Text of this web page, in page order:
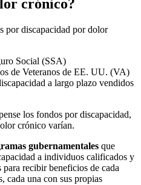
crónico?
por discapacidad por dolor
Social (SSA)
de Veteranos de EE. UU. (VA)
a largo plazo vendidos
los fondos por discapacidad,
crónico varían.
gubernamentales que
a individuos calificados y
recibir beneficios de cada
cada una con sus propias